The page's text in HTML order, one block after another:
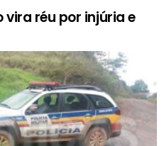
vira réu por injúria e